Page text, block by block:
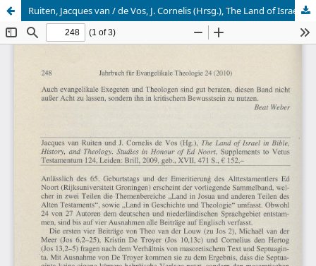
Ruiten, Jacques van / de Vos, J. Cornelis (Hrsg.), The Land of Israel in Bible, History, and Theology